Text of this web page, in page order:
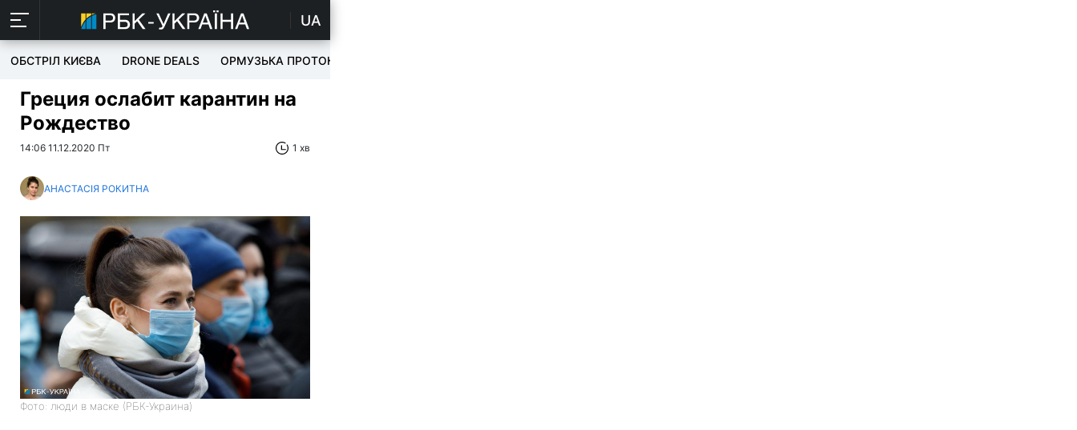
UA
ОБСТРІЛ КИЄВА DRONE DEALS ОРМУЗЬКА ПРОТОКА
Греция ослабит карантин на
Рождество
14:06 11.12.2020 Пт 1 хв
АНАСТАСІЯ РОКИТНА
Фото: люди в маске (РБК-Украина)